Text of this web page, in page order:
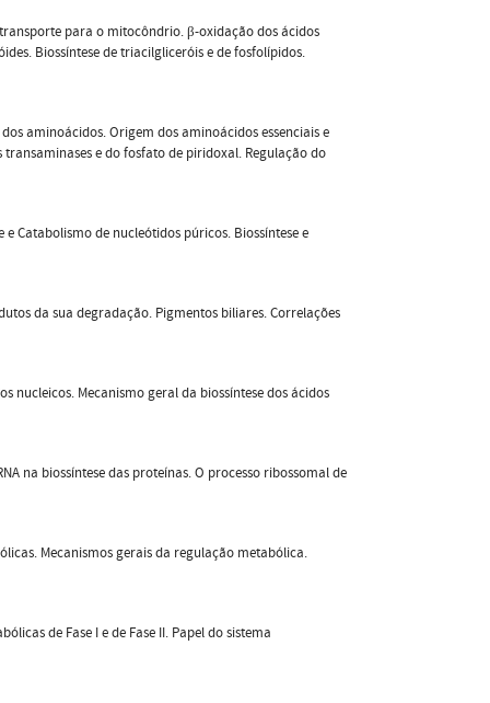
para o mitocôndrio. β-oxidação dos ácidos
Biossíntese de triacilgliceróis e de fosfolípidos.
aminoácidos. Origem dos aminoácidos essenciais e
e do fosfato de piridoxal. Regulação do
Catabolismo de nucleótidos púricos. Biossíntese e
da sua degradação. Pigmentos biliares. Correlações
nucleicos. Mecanismo geral da biossíntese dos ácidos
na biossíntese das proteínas. O processo ribossomal de
Mecanismos gerais da regulação metabólica.
de Fase I e de Fase II. Papel do sistema